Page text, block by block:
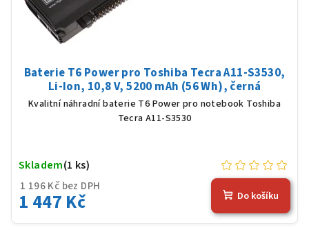
Baterie T6 Power pro Toshiba Tecra A11-S3530,
Li-Ion, 10,8 V, 5200 mAh (56 Wh), černá
Kvalitní náhradní baterie T6 Power pro notebook Toshiba
Tecra A11-S3530
1 196 Kč bez DPH
1 447 Kč
Skladem(1 ks)
Do košíku